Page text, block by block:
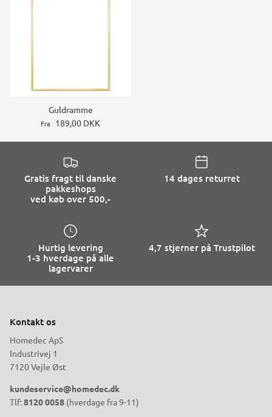
Guldramme
Fra 189,00 DKK
Gratis fragt til danske
pakkeshops
ved køb over 500,-
14 dages returret
Hurtig levering
1-3 hverdage på alle
lagervarer
4,7 stjerner på Trustpilot
Kontakt os
Homedec ApS
Industrivej 1
7120 Vejle Øst
kundeservice@homedec.dk
Tlf:8120 0058 (hverdage fra 9-11)